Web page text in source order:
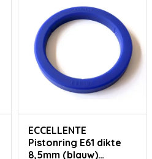
ECCELLENTE
Pistonring E61 dikte
8,5mm (blauw)